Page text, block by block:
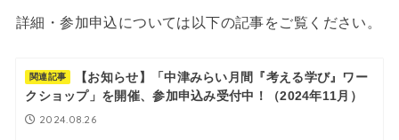
詳細・参加申込については以下の記事をご覧ください。
関連記事
【お知らせ】「中津みらい月間『考える学び』ワー
クショップ」を開催、参加申込み受付中！（2024年11月）
2024.08.26